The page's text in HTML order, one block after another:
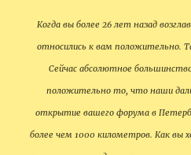
Когда вы более 26 лет назад
относились к вам положительно.
Сейчас абсолютное
положительно то, что наши
открытие вашего форума в
более чем 1000 километров. Как вы